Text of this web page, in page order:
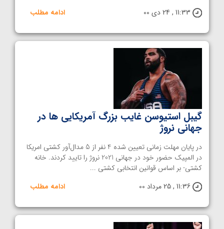
11:33 , 24 دی 00
ادامه مطلب
گیبل استیوسن غایب بزرگ آمریکایی ها در
جهانی نروژ
در پایان مهلت زمانی تعیین شده 4 نفر از 5 مدال‌آور کشتی امریکا
در المپیک حضور خود در جهانی 2021 نروژ را تایید کردند. خانه
کشتی- بر اساس قوانین انتخابی کشتی ...
11:36 , 25 مرداد 00
ادامه مطلب